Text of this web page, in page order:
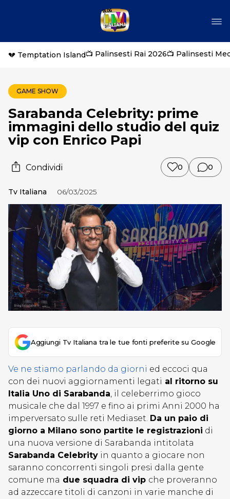
💔 Temptation Island📺 Palinsesti Rai 2026📺 Palinsesti
GAME SHOW
Sarabanda Celebrity: prime
immagini dello studio del quiz
vip con Enrico Papi
Condividi 0 0
Tv Italiana 06/03/2025
Aggiungi Tv Italiana tra le tue fonti preferite su Google
Ve ne stiamo parlando da giorni ed eccoci qua
con dei nuovi aggiornamenti legati al ritorno su
Italia Uno di Sarabanda, il celeberrimo gioco
musicale che dal 1997 e fino ai primi Anni 2000 ha
imperversato sulle reti Mediaset. Da un paio di
giorno a Milano sono partite le registrazioni di
una nuova versione di Sarabanda intitolata
Sarabanda Celebrity in quanto a giocare non
saranno concorrenti singoli presi dalla gente
comune ma due squadra di vip che proveranno
ad azzeccare titoli di canzoni in varie manche di